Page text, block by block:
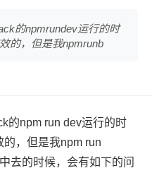
的npmrundev运行的时
的，但是我npmrunb
的npm run dev运行的时
，但是我npm run
去的时候，会有如下的问